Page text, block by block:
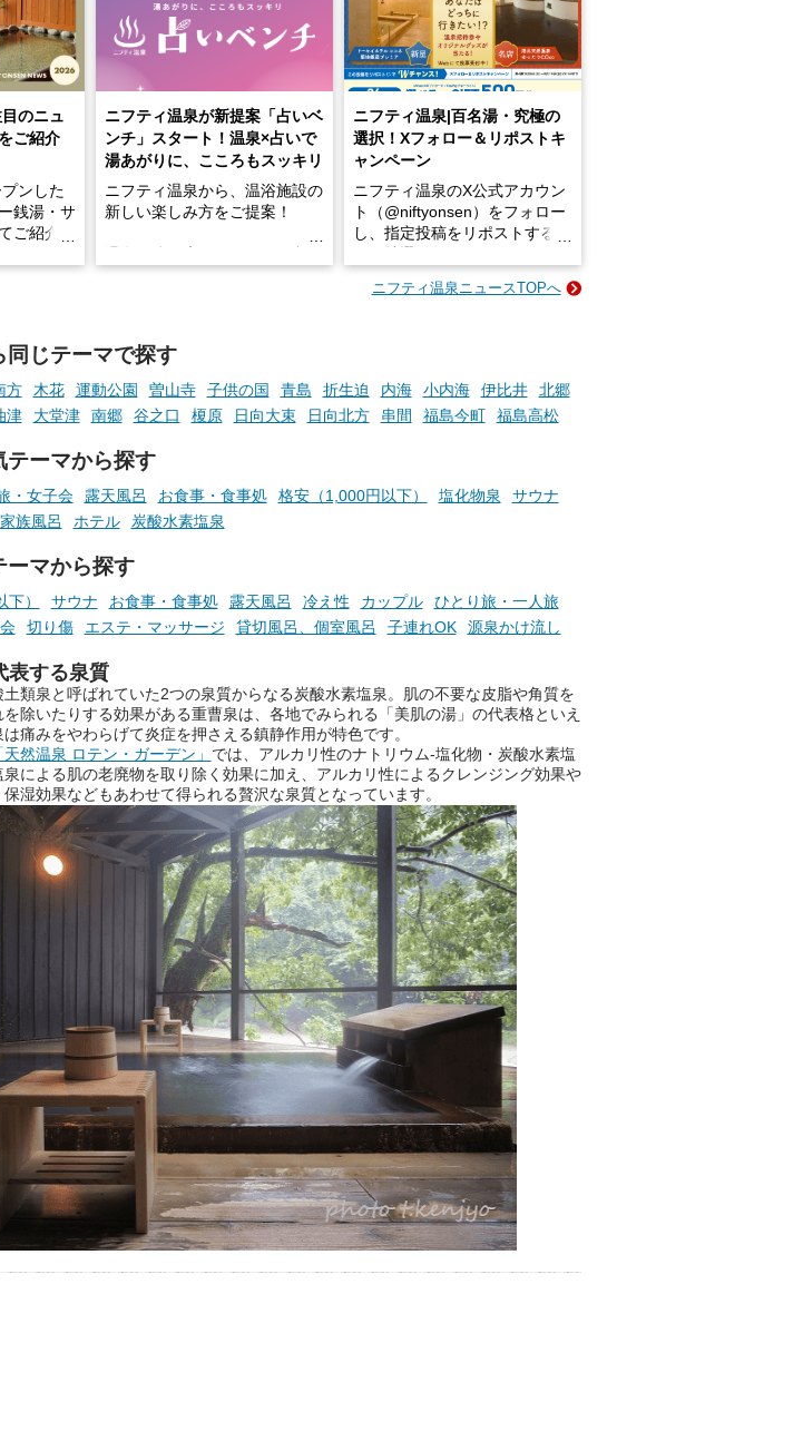
のニュ
ご紹介
ンした
銭湯・サ
ご紹介！
て紹介し
る施設は
おでかけ
ニフティ温泉が新提案「占いベ
ンチ」スタート！温泉×占いで
湯あがりに、こころもスッキリ
ニフティ温泉から、温浴施設の
新しい楽しみ方をご提案！
手相やタロットなど気軽に楽し
める占いで、“ととのう”おふろ
時間を、もっと特別に。
ニフティ温泉|百名湯・究極の
選択！Xフォロー＆リポストキ
ャンペーン
ニフティ温泉のX公式アカウン
ト（@niftyonsen）をフォロー
し、指定投稿をリポストする
GIFT500円分をプレゼントい
ニフティ温泉ニュースTOPへ
同じテーマで探す
方 木花 運動公園 曽山寺 子供の国 青島 折生迫 内海 小内海 伊比井
北郷
津 大堂津 南郷 谷之口 榎原 日向大束 日向北方 串間 福島今町 福島高松
テーマから探す
・女子会 露天風呂 お食事・食事処 格安（1,000円以下） 塩化物泉
サウナ
家族風呂 ホテル 炭酸水素塩泉
ーマから探す
） サウナ お食事・食事処 露天風呂 冷え性 カップル
ひとり旅・一人旅
切り傷 エステ・マッサージ 貸切風呂、個室風呂 子連れOK 源泉かけ流し
表する泉質
類泉と呼ばれていた2つの泉質からなる炭酸水素塩泉。肌の不要な皮脂や角質を
除いたりする効果がある重曹泉は、各地でみられる「美肌の湯」の代表格といえ
痛みをやわらげて炎症を押さえる鎮静作用が特色です。
天然温泉 ロテン・ガーデン」 では、アルカリ性のナトリウム-塩化物・炭酸水素塩
による肌の老廃物を取り除く効果に加え、アルカリ性によるクレンジング効果や
湿効果などもあわせて得られる贅沢な泉質となっています。